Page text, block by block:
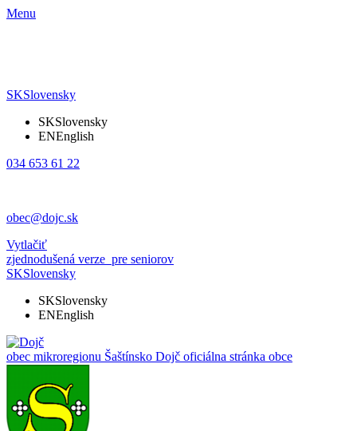
Menu
SKSlovensky
SKSlovensky
ENEnglish
034 653 61 22
obec@dojc.sk
Vytlačiť
zjednodušená verze pre seniorov
SKSlovensky
SKSlovensky
ENEnglish
obec mikroregionu Šaštínsko Dojč oficiálna stránka obce